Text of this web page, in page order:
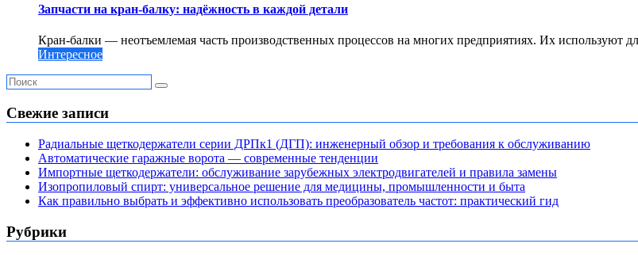
Запчасти на кран-балку: надёжность в каждой детали
Кран-балки — неотъемлемая часть производственных процессов на многих предприятиях. Их используют
Интересное
Свежие записи
Радиальные щеткодержатели серии ДРПк1 (ДГП): инженерный обзор и требования к обслуживанию
Автоматические гаражные ворота — современные тенденции
Импортные щеткодержатели: обслуживание зарубежных электродвигателей и правила замены
Изопропиловый спирт: универсальное решение для медицины, промышленности и быта
Как правильно выбрать и эффективно использовать преобразователь частот: практический гид
Рубрики